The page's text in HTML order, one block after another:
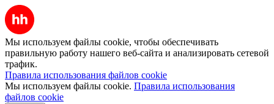
Мы используем файлы cookie, чтобы обеспечивать
правильную работу нашего веб-сайта и анализировать сетевой
трафик.
Правила использования файлов cookie
Мы используем файлы cookie. Правила использования
файлов cookie